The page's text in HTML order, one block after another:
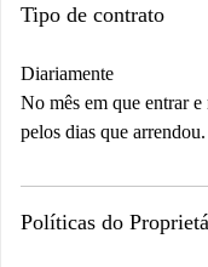
Tipo de contrato
Diariamente
No mês em que entrar e
pelos dias que arrendou.
Políticas do